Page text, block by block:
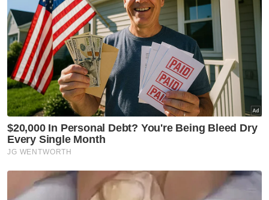
Artikel Berkaitan:
'Ahli UMNO keluar parti, tindakan mendukacitakan' -
Dr Muhamad Akmal
Zeti bongkar isu 1MDB babit Najib
Hakim kes 1MDB babit Najib mengaku rakan kongsi
Jasmine Loo
"Tidak ada penjelasan logik mengapa akaun
ini menerima sejumlah besar wang itu.
Responden (Najib) mengatakan bahawa ia
adalah dana daripada Raja Arab Saudi. Itu saja
yang kami dapat menemukan dalam
kenyataannya. Tiada penjelasan lanjut untuk